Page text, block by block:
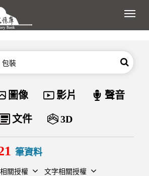
展
搜尋
資料類型
圖像 影片 聲音
文件 3D
筆資料
關授權 文字相關授權